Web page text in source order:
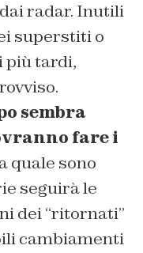
radar. Inutili
superstiti o
più tardi,
sembra
fare i
quale sono
seguirà le
dei “ritornati”
cambiamenti